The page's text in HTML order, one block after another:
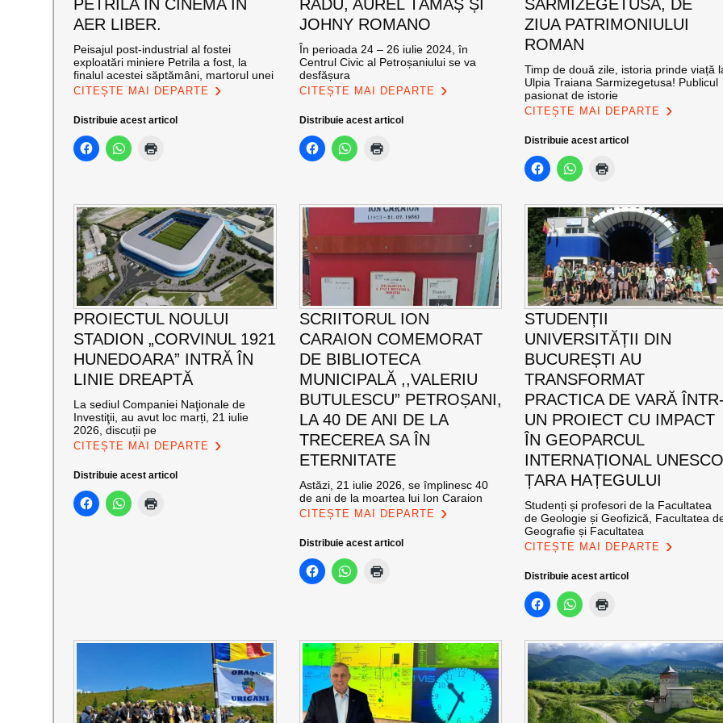
PETRILA ÎN CINEMA ÎN
AER LIBER.
Peisajul post-industrial al fostei
exploatări miniere Petrila a fost, la
finalul acestei săptămâni, martorul unei
CITEȘTE MAI DEPARTE
Distribuie acest articol
RADU, AUREL TĂMAȘ ȘI
JOHNY ROMANO
În perioada 24 – 26 iulie 2024, în
Centrul Civic al Petroșaniului se va
desfășura
CITEȘTE MAI DEPARTE
Distribuie acest articol
SARMIZEGETUSA, DE
ZIUA PATRIMONIULUI
ROMAN
Timp de două zile, istoria prinde viață
Ulpia Traiana Sarmizegetusa! Publicul
pasionat de istorie
CITEȘTE MAI DEPARTE
Distribuie acest articol
PROIECTUL NOULUI
STADION „CORVINUL 1921
HUNEDOARA” INTRĂ ÎN
LINIE DREAPTĂ
La sediul Companiei Naţionale de
Investiţii, au avut loc marți, 21 iulie
2026, discuții pe
CITEȘTE MAI DEPARTE
Distribuie acest articol
SCRIITORUL ION
CARAION COMEMORAT
DE BIBLIOTECA
MUNICIPALĂ ,,VALERIU
BUTULESCU” PETROȘANI,
LA 40 DE ANI DE LA
TRECEREA SA ÎN
ETERNITATE
Astăzi, 21 iulie 2026, se împlinesc 40
de ani de la moartea lui Ion Caraion
CITEȘTE MAI DEPARTE
Distribuie acest articol
STUDENȚII
UNIVERSITĂȚII DIN
BUCUREȘTI AU
TRANSFORMAT
PRACTICA DE VARĂ
UN PROIECT CU IMPACT
ÎN GEOPARCUL
INTERNAȚIONAL
ȚARA HAȚEGULUI
Studenți și profesori de la Facultatea
de Geologie și Geofizică, Facultatea
Geografie și Facultatea
CITEȘTE MAI DEPARTE
Distribuie acest articol